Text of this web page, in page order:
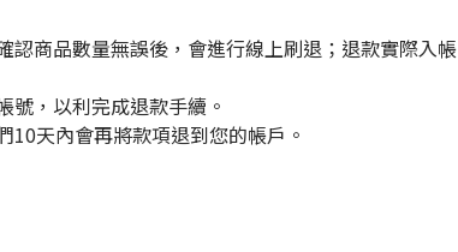
商品數量無誤後，會進行線上刷退；退款實際入
號，以利完成退款手續。
天內會再將款項退到您的帳戶。